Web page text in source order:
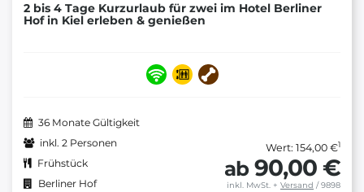
2 bis 4 Tage Kurzurlaub für zwei im Hotel Berliner
Hof in Kiel erleben & genießen
36 Monate Gültigkeit
inkl. 2 Personen
Frühstück
Berliner Hof
Wert: 154,00 €1
ab 90,00 €
inkl. MwSt. + Versand / 9898